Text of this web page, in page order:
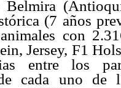
(7 años
con
Jersey, F1
entre los
cada uno de